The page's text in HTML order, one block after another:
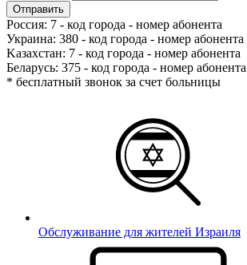
Россия: 7 - код города - номер абонента
Украина: 380 - код города - номер абонента
Kазахстан: 7 - код города - номер абонента
Беларусь: 375 - код города - номер абонента
* бесплатный звонок за счет больницы
Обслуживание для жителей Израиля